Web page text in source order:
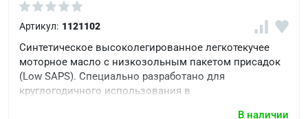
Артикул: 1121102
Синтетическое высоколегированное легкотекучее
моторное масло с низкозольным пакетом присадок
(Low SAPS). Специально разработано для
круглогодичного использования в
В наличии